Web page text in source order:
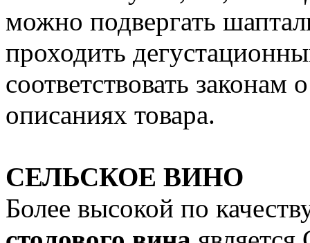
можно подвергать
проходить
соответствовать
описаниях товара.
СЕЛЬСКОЕ ВИНО
Более высокой по